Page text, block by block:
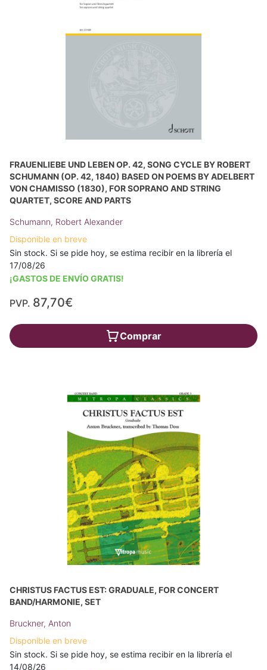
FRAUENLIEBE UND LEBEN OP. 42, SONG CYCLE BY ROBERT
SCHUMANN (OP. 42, 1840) BASED ON POEMS BY ADELBERT
VON CHAMISSO (1830), FOR SOPRANO AND STRING
QUARTET, SCORE AND PARTS
Schumann, Robert Alexander
Disponible en breve
Sin stock. Si se pide hoy, se estima recibir en la librería el
17/08/26
¡GASTOS DE ENVÍO GRATIS!
PVP. 87,70€
Comprar
CHRISTUS FACTUS EST: GRADUALE, FOR CONCERT
BAND/HARMONIE, SET
Bruckner, Anton
Disponible en breve
Sin stock. Si se pide hoy, se estima recibir en la librería el
14/08/26